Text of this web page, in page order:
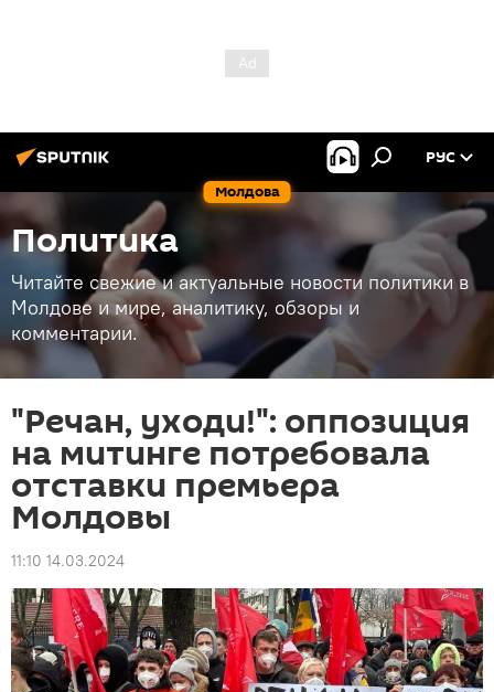
Молдова
РУС
Политика
Читайте свежие и актуальные новости политики в
Молдове и мире, аналитику, обзоры и
комментарии.
"Речан, уходи!": оппозиция
на митинге потребовала
отставки премьера
Молдовы
11:10 14.03.2024